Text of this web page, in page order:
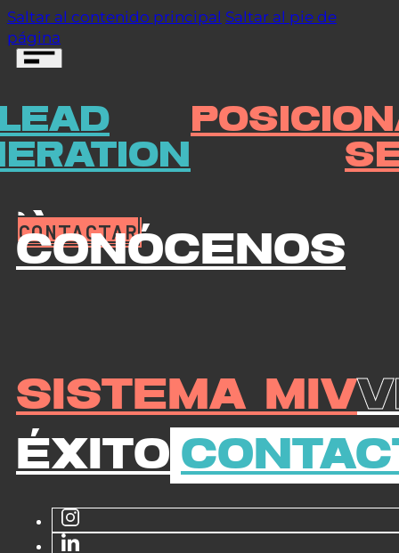
Saltar al contenido principal Saltar al pie de
página
CONTACTAR
CONTACTAR
Conócenos
Sistema MIV
Éxito